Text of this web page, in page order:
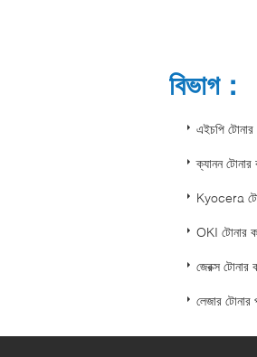
বিভাগ：
এইচপি টোনার
ক্যানন টোনার
Kyocera
OKI টোনার
জেরক্স টোনার
লেজার টোনার